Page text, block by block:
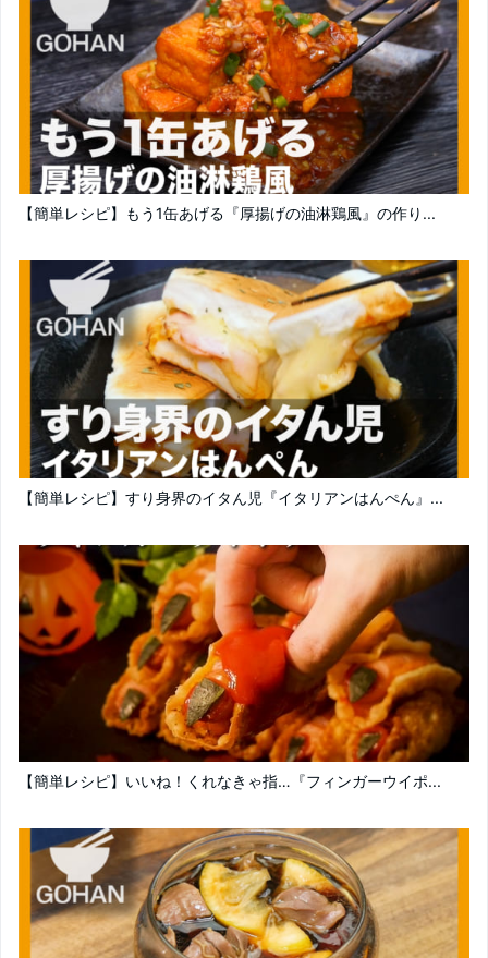
【簡単レシピ】もう1缶あげる『厚揚げの油淋鶏風』の作り...
【簡単レシピ】すり身界のイタん児『イタリアンはんぺん』...
【簡単レシピ】いいね！くれなきゃ指…『フィンガーウイポ...